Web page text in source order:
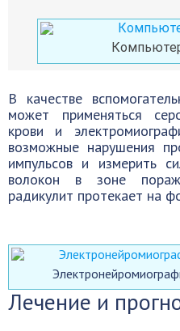
В качестве
может применяться
крови и
возможные нарушения
импульсов и измерить
волокон в зоне
радикулит протекает на
Лечение и